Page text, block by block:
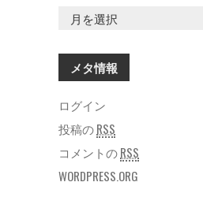
ー
ブ
メタ情報
ログイン
投稿のRSS
コメントのRSS
WORDPRESS.ORG